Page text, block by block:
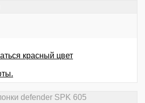
красный цвет
defender SPK 605